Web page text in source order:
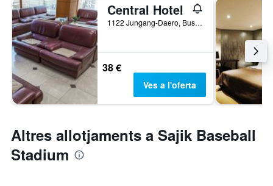
Central Hotel
1122 Jungang-Daero, Busan, Corea del Sud
38 €
Ves a l'oferta
Altres allotjaments a Sajik Baseball
Stadium